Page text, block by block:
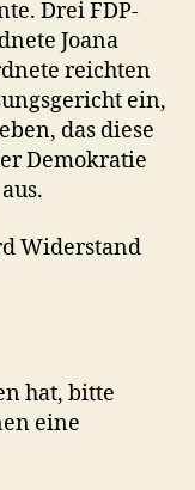
Drei FDP-
Joana
reichten
ein,
das diese
Demokratie
Widerstand
hat, bitte
eine